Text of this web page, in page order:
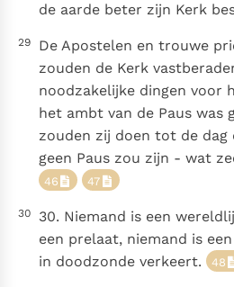
de aarde beter zijn Kerk
29
De Apostelen en trouwe
zouden de Kerk
noodzakelijke dingen voor
het ambt van de Paus was
zouden zij doen tot de dag
geen Paus zou zijn - wat
46 47
30
30. Niemand is een
een prelaat, niemand is
in doodzonde verkeert. 48